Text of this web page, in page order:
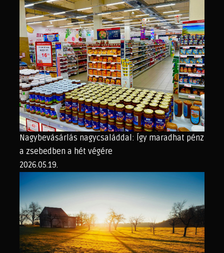
Nagybevásárlás nagycsaláddal: Így maradhat pénz
a zsebedben a hét végére
2026.05.19.